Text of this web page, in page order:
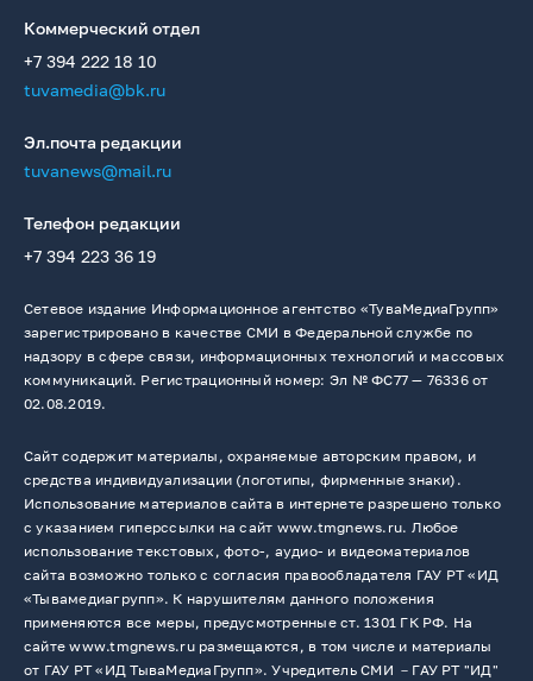
Коммерческий отдел
+7 394 222 18 10
tuvamedia@bk.ru
Эл.почта редакции
tuvanews@mail.ru
Телефон редакции
+7 394 223 36 19
Сетевое издание Информационное агентство «ТуваМедиаГрупп»
зарегистрировано в качестве СМИ в Федеральной службе по
надзору в сфере связи, информационных технологий и массовых
коммуникаций. Регистрационный номер: Эл № ФС77 — 76336 от
02.08.2019.
Сайт содержит материалы, охраняемые авторским правом, и
средства индивидуализации (логотипы, фирменные знаки).
Использование материалов сайта в интернете разрешено только
с указанием гиперссылки на сайт www.tmgnews.ru. Любое
использование текстовых, фото-, аудио- и видеоматериалов
сайта возможно только с согласия правообладателя ГАУ РТ «ИД
«Тывамедиагрупп». К нарушителям данного положения
применяются все меры, предусмотренные ст. 1301 ГК РФ. На
сайте www.tmgnews.ru размещаются, в том числе и материалы
от ГАУ РТ «ИД ТываМедиаГрупп». Учредитель СМИ －ГАУ РТ "ИД"